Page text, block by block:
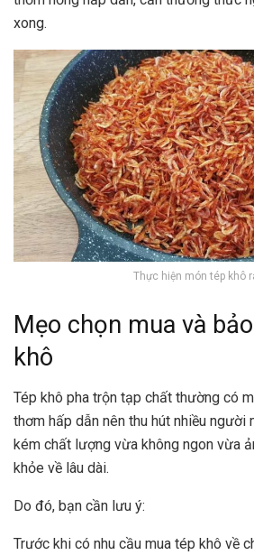
xong.
Thực hiện món tép khô
Mẹo chọn mua và
khô
Tép khô pha trộn tạp chất thường có
thơm hấp dẫn nên thu hút nhiều người
kém chất lượng vừa không ngon vừa
khỏe về lâu dài.
Do đó, bạn cần lưu ý:
Trước khi có nhu cầu mua tép khô về